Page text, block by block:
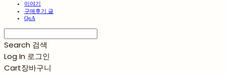
이야기
구매후기 글
QnA
Search 검색
Log In 로그인
Cart장바구니